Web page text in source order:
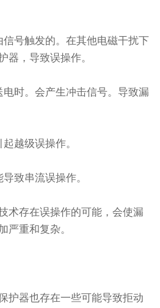
号触发的。在其他电磁干扰下
器，导致误操作。
时。会产生冲击信号。导致漏
越级误操作。
致串流误操作。
术存在误操作的可能，会使漏
严重和复杂。
护器也存在一些可能导致拒动